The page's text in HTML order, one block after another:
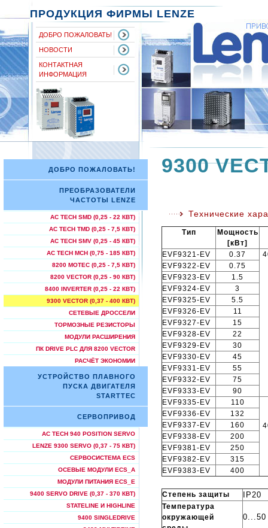
ПРОДУКЦИЯ ФИРМЫ LENZE
ДОБРО ПОЖАЛОВАТЬ!
НОВОСТИ
КОНТАКТНАЯ
ИНФОРМАЦИЯ
ДОБРО ПОЖАЛОВАТЬ!
ПРЕОБРАЗОВАТЕЛИ
ЧАСТОТЫ LENZE
AC TECH SMD (0,25 - 22 КВТ)
AC TECH TMD (0,25 - 7,5 КВТ)
AC TECH SMV (0,25 - 45 КВТ)
AC TECH МСН (0,75 - 185 КВТ)
8200 MOTEC (0,25 - 7,5 КВТ)
8200 VECTOR (0,25 - 90 КВТ)
8400 INVERTER (0,25 - 22 КВТ)
9300 VECTOR (0,37 - 400 КВТ)
СЕТЕВЫЕ ДРОССЕЛИ
ТОРМОЗНЫЕ РЕЗИСТОРЫ
МОДУЛИ РАСШИРЕНИЯ
ПК DRIVE PLC ДЛЯ 8200 VECTOR
РАСЧЁТ ЭКОНОМИИ
УСТРОЙСТВО ПЛАВНОГО
ПУСКА ДВИГАТЕЛЯ
STARTTEC
СЕРВОПРИВОД
AC TECH 940 POSITION SERVO
LENZE 9300 SERVO (0,37 - 75 КВТ)
СЕРВОСИСТЕМА ECS
ОСЕВЫЕ МОДУЛИ ECS_A
МОДУЛИ ПИТАНИЯ ECS_E
9400 SERVO DRIVE (0,37 - 370 КВТ)
STATELINE И HIGHLINE
9400 SINGLEDRIVE
9300
Технические
Тип
Мощность
[кВт]
EVF9321-EV
0.37
EVF9322-EV
0.75
EVF9323-EV
1.5
EVF9324-EV
3
EVF9325-EV
5.5
EVF9326-EV
11
EVF9327-EV
15
EVF9328-EV
22
EVF9329-EV
30
EVF9330-EV
45
EVF9331-EV
55
EVF9332-EV
75
EVF9333-EV
90
EVF9335-EV
110
EVF9336-EV
132
EVF9337-EV
160
EVF9338-EV
200
EVF9381-EV
250
EVF9382-EV
315
EVF9383-EV
400
Степень защиты IP20
Температура
окружающей
0...50